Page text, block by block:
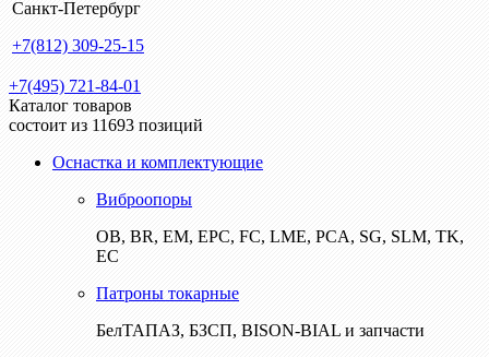
Санкт-Петербург
+7(812) 309-25-15
+7(495) 721-84-01
Каталог товаров
состоит из 11693 позиций
Оснастка и комплектующие
Виброопоры
ОВ, BR, EM, EPC, FC, LME, PCA, SG, SLM, TK,
EC
Патроны токарные
БелТАПАЗ, БЗСП, BISON-BIAL и запчасти